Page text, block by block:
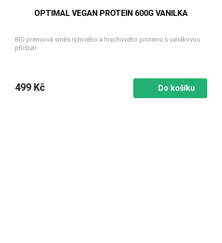
OPTIMAL VEGAN PROTEIN 600G VANILKA
BIO prémiová směs rýžového a hrachového proteinu s vanilkovou
příchutí
499 Kč Do košíku